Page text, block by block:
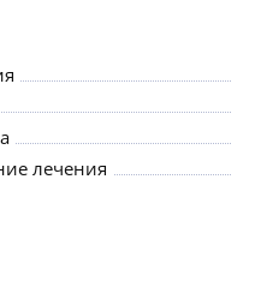
лечения